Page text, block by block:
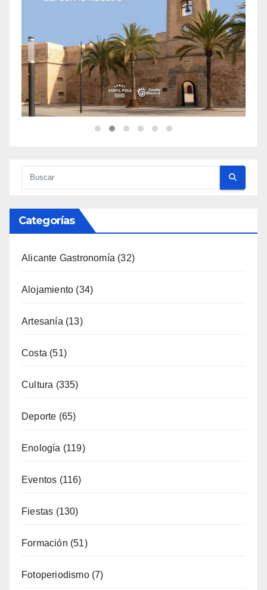
Categorías
Alicante Gastronomía (32)
Alojamiento (34)
Artesanía (13)
Costa (51)
Cultura (335)
Deporte (65)
Enología (119)
Eventos (116)
Fiestas (130)
Formación (51)
Fotoperiodismo(7)